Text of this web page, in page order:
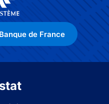
de France